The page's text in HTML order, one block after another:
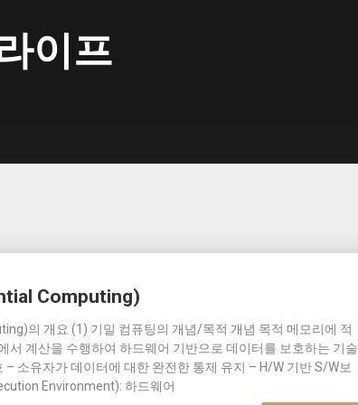
이프
Computing)
의 개요 (1) 기밀 컴퓨팅의 개념/목적 개념 목적 메모리에 적
서 계산을 수행하여 하드웨어 기반으로 데이터를 보호하는 기술
– 소유자가 데이터에 대한 완전한 통제 유지 – H/W 기반 S/W보
Environment): 하드웨어